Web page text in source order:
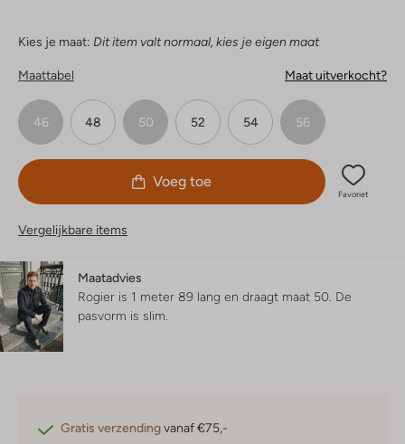
Kies je maat: Dit item valt normaal, kies je eigen maat
Maattabel Maat uitverkocht?
46 48 50 52 54 56
Voeg toe
Favoriet
Vergelijkbare items
Maatadvies
Rogier is 1 meter 89 lang en draagt maat 50. De
pasvorm is slim
Gratis verzendingvanaf €75,-